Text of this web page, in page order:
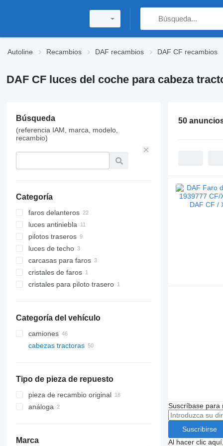
Autoline Recambios DAF recambios DAF CF recambios
DAF CF luces del coche para cabeza
Búsqueda
(referencia IAM, marca, modelo,
recambio)
Categoría
faros delanteros
luces antiniebla
pilotos traseros
luces de techo
carcasas para faros
cristales de faros
cristales para piloto trasero
Categoría del vehículo
camiones
cabezas tractoras
Tipo de pieza de repuesto
pieza de recambio original
análoga
Marca
50
Suscríbase para
Suscribirse
Al hacer clic